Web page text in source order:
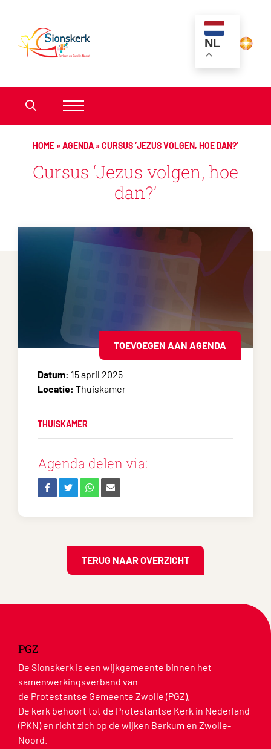
NL
HOME »AGENDA »CURSUS ‘JEZUS VOLGEN, HOE DAN?’
Cursus ‘Jezus volgen, hoe
dan?’
TOEVOEGEN AAN AGENDA
Datum: 15 april 2025
Locatie: Thuiskamer
THUISKAMER
Agenda delen via:
TERUG NAAR OVERZICHT
PGZ
De Sionskerk is een wijkgemeente binnen het
samenwerkingsverband van
de Protestantse Gemeente Zwolle (PGZ).
De kerk behoort tot de Protestantse Kerk in Nederland
(PKN) en richt zich op de wijken Berkum en Zwolle-
Noord.